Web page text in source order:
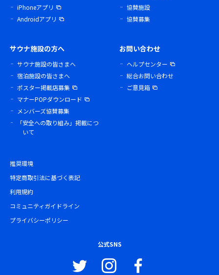
iPhoneアプリ
Androidアプリ
協賛施設
協賛募集
サウナ施設の方へ
サウナ施設の皆さまへ
宿泊施設の皆さまへ
ポスター掲載店募集
マナーPOPダウンロード
メンバーズ協賛募集
「安全への取り組み」掲載につ
いて
お問い合わせ
ヘルプセンター
総合お問い合わせ
ご意見箱
推奨環境
特定商取引法に基づく表記
利用規約
コミュニティガイドライン
プライバシーポリシー
公式SNS